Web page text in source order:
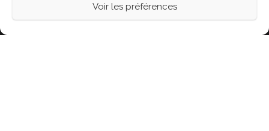
Voir les préférences
Blog